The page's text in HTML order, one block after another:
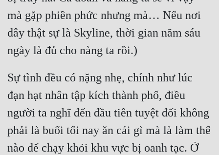
Đẹp
Đẹp Hiệp
Cơ Trí
Điềm Đạm
mà gặp phiền phức nhưng mà… Nếu nơi
đây thật sự là Skyline, thời gian năm sáu
Sự tình đều có nặng nhẹ, chính như lúc
đạn hạt nhân tập kích thành phố, điều
người ta nghĩ đến đầu tiên tuyệt đối không
phải là buổi tối nay ăn cái gì mà là làm thế
nào để chạy khỏi khu vực bị oanh tạc. Ở